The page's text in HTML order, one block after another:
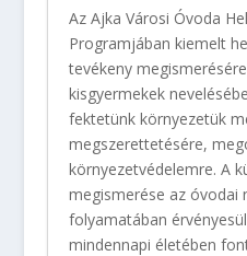
Az Ajka Városi Óvoda
Programjában kiemelt
tevékeny
kisgyermekek
fektetünk környezetük
megszerettetésére,
környezetvédelemre. A
megismerése az óvodai
folyamatában
mindennapi életében